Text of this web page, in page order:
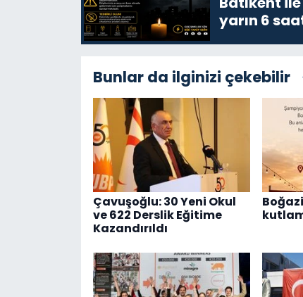
yarın 6
Bunlar da ilginizi çekebilir
Çavuşoğlu: 30 Yeni Okul
ve 622 Derslik Eğitime
Kazandırıldı